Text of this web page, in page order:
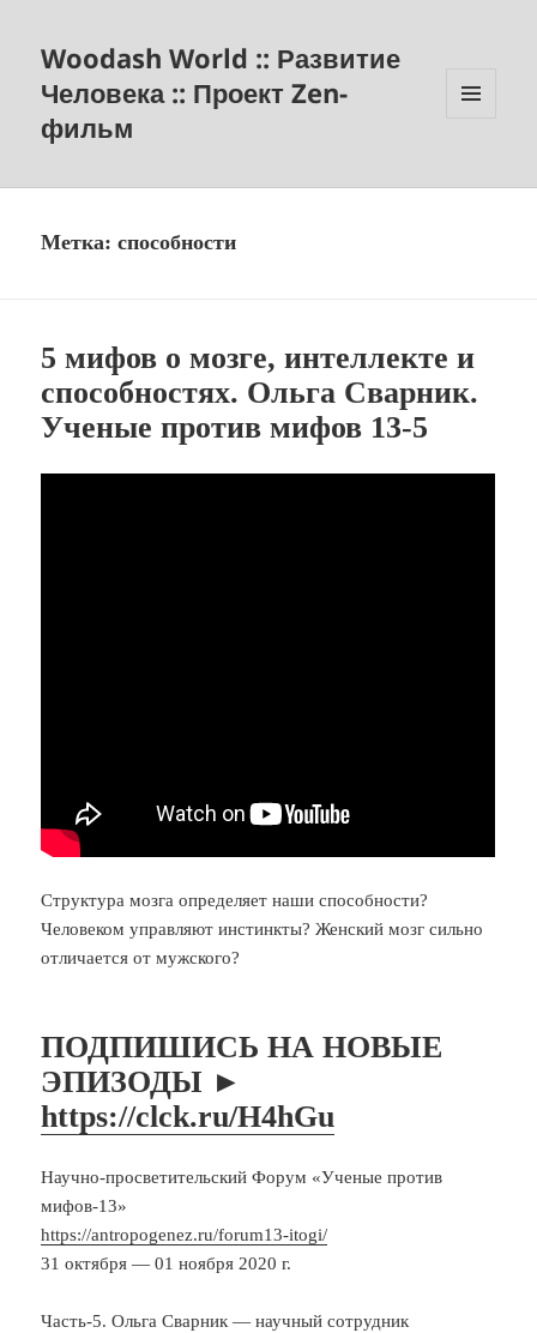
Woodash World :: Развитие
Человека :: Проект Zen-
фильм
Метка:способности
5 мифов о мозге, интеллекте и
способностях. Ольга Сварник.
Ученые против мифов 13-5
Структура мозга определяет наши способности?
Человеком управляют инстинкты? Женский мозг сильно
отличается от мужского?
ПОДПИШИСЬ НА НОВЫЕ
ЭПИЗОДЫ ►
https://clck.ru/H4hGu
Научно-просветительский Форум «Ученые против
мифов-13»
https://antropogenez.ru/forum13-itogi/
31 октября — 01 ноября 2020 г.
Часть-5. Ольга Сварник — научный сотрудник